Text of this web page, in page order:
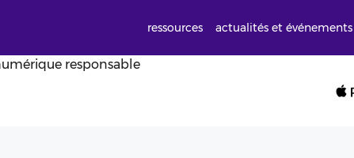
ressources
actualités et événements
responsable